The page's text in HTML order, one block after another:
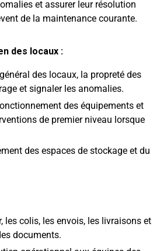
et assurer leur résolution
de la maintenance courante.
des locaux :
des locaux, la propreté des
et signaler les anomalies.
des équipements et
de premier niveau lorsque
des espaces de stockage et du
les colis, les envois, les livraisons et
documents.